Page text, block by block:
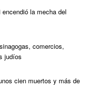
la mecha del
comercios,
judíos
cien muertos y más de